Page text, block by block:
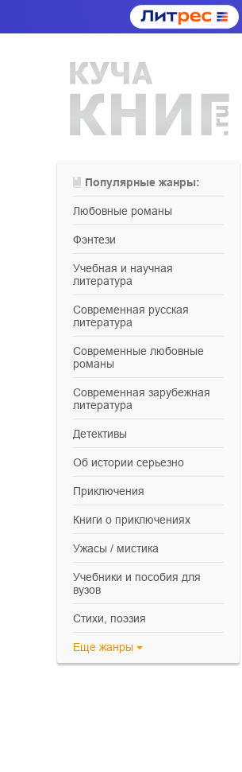
Популярные жанры:
любовные романы
фэнтези
учебная и научная
литература
современная русская
литература
современные любовные
романы
современная зарубежная
литература
детективы
об истории серьезно
приключения
книги о приключениях
ужасы / мистика
учебники и пособия для
вузов
cтихи, поэзия
Еще жанры